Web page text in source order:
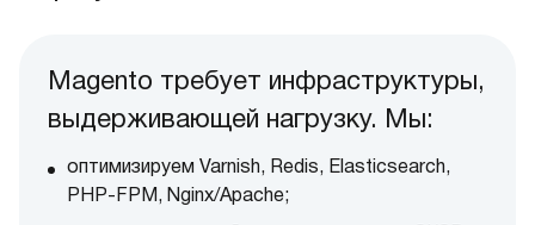
Magento требует инфраструктуры,
выдерживающей нагрузку. Мы:
оптимизируем Varnish, Redis, Elasticsearch,
PHP-FPM, Nginx/Apache;